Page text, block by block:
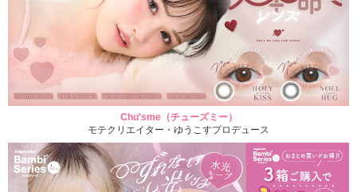
Chu'sme（チューズミー）
モテクリエイター・ゆうこすプロデュース